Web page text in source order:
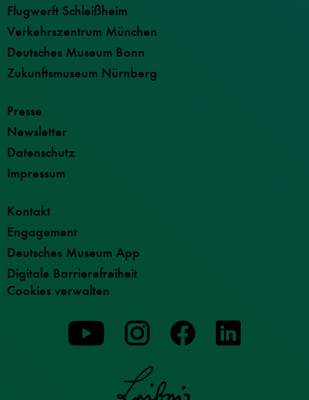
Flugwerft Schleißheim
Verkehrszentrum München
Deutsches Museum Bonn
Zukunftsmuseum Nürnberg
Presse
Newsletter
Datenschutz
Impressum
Kontakt
Engagement
Deutsches Museum App
Digitale Barrierefreiheit
Cookies verwalten
Zu
unserer
Youtube-
Seite
Zu
unserer
Instagram-
Seite
Zu
unserer